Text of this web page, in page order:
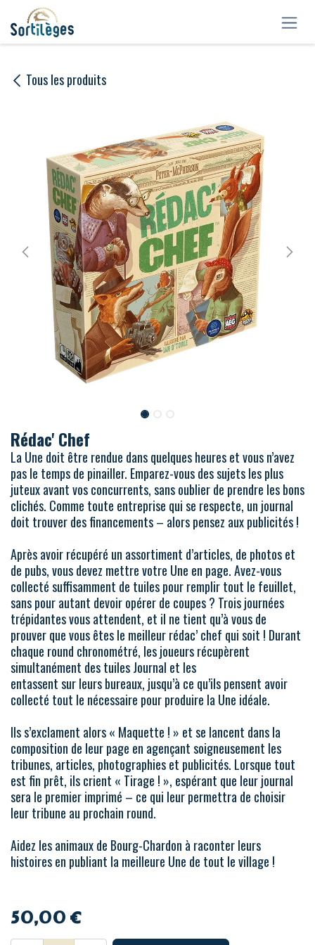
Se rendre au contenu
Tous les produits
Rédac' Chef
La Une doit être rendue dans quelques heures et vous n’avez
pas le temps de pinailler. Emparez-vous des sujets les plus
juteux avant vos concurrents, sans oublier de prendre les bons
clichés. Comme toute entreprise qui se respecte, un journal
doit trouver des financements – alors pensez aux publicités !
Après avoir récupéré un assortiment d’articles, de photos et
de pubs, vous devez mettre votre Une en page. Avez-vous
collecté suffisamment de tuiles pour remplir tout le feuillet,
sans pour autant devoir opérer de coupes ? Trois journées
trépidantes vous attendent, et il ne tient qu’à vous de
prouver que vous êtes le meilleur rédac’ chef qui soit ! Durant
chaque round chronométré, les joueurs récupèrent
simultanément des tuiles Journal et les
entassent sur leurs bureaux, jusqu’à ce qu’ils pensent avoir
collecté tout le nécessaire pour produire la Une idéale.
Ils s’exclament alors « Maquette ! » et se lancent dans la
composition de leur page en agençant soigneusement les
tribunes, articles, photographies et publicités. Lorsque tout
est fin prêt, ils crient « Tirage ! », espérant que leur journal
sera le premier imprimé – ce qui leur permettra de choisir
leur tribune au prochain round.
Aidez les animaux de Bourg-Chardon à raconter leurs
histoires en publiant la meilleure Une de tout le village !
50,00€